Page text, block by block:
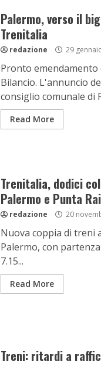
Palermo, verso il
Trenitalia
redazione 29
Pronto emendamento
Bilancio. L'annuncio
consiglio comunale di
Read More
Trenitalia, dodici
Palermo e Punta
redazione 20
Nuova coppia di treni
Palermo, con
7.15...
Read More
Treni: ritardi a